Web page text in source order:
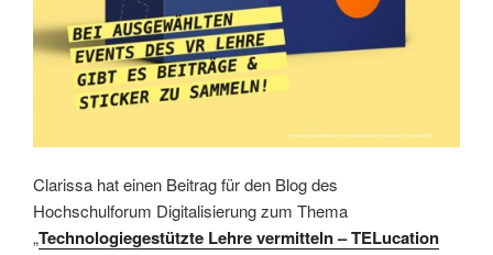
Clarissa hat einen Beitrag für den Blog des
Hochschulforum Digitalisierung zum Thema
„Technologiegestützte Lehre vermitteln – TELucation